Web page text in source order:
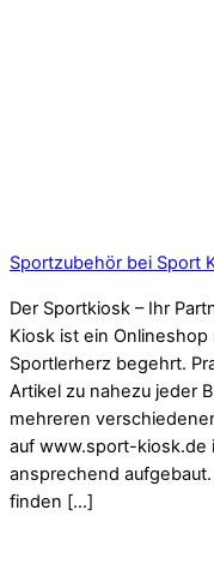
Sportzubehör bei Sport
Der Sportkiosk – Ihr
Kiosk ist ein
Sportlerherz begehrt.
Artikel zu nahezu jeder
mehreren
auf www.sport-kiosk.de
ansprechend
finden […]